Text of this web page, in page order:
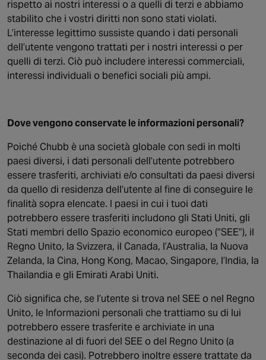
rispetto ai nostri interessi o a quelli di terzi e abbiamo
stabilito che i vostri diritti non sono stati violati.
L’interesse legittimo sussiste quando i dati personali
dell’utente vengono trattati per i nostri interessi o per
quelli di terzi. Ciò può includere interessi commerciali,
interessi individuali o benefici sociali più ampi.
Dove vengono conservate le informazioni personali?
Poiché Chubb è una società globale con sedi in molti
paesi diversi, i dati personali dell’utente potrebbero
essere trasferiti, archiviati e/o consultati da paesi diversi
da quello di residenza dell’utente al fine di conseguire le
finalità sopra elencate. I paesi in cui i tuoi dati
potrebbero essere trasferiti includono gli Stati Uniti, gli
Stati membri dello Spazio economico europeo (“SEE”), il
Regno Unito, la Svizzera, il Canada, l’Australia, la Nuova
Zelanda, la Cina, Hong Kong, Macao, Singapore, l’India, la
Thailandia e gli Emirati Arabi Uniti.
Ciò significa che, se l’utente si trova nel SEE o nel Regno
Unito, le Informazioni personali che trattiamo su di lui
potrebbero essere trasferite e archiviate in una
destinazione al di fuori del SEE o del Regno Unito (a
seconda dei casi). Potrebbero inoltre essere trattate da